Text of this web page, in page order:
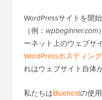
WordPressサイトを開始
（例： wpbeginner.com
ーネット上のウェブサ
WordPressホスティング
れはウェブサイト自体
私たちはBluehostの使